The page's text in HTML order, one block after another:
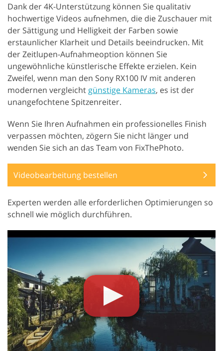
Dank der 4K-Unterstützung können Sie qualitativ
hochwertige Videos aufnehmen, die die Zuschauer mit
der Sättigung und Helligkeit der Farben sowie
erstaunlicher Klarheit und Details beeindrucken. Mit
der Zeitlupen-Aufnahmeoption können Sie
ungewöhnliche künstlerische Effekte erzielen. Kein
Zweifel, wenn man den Sony RX100 IV mit anderen
modernen vergleicht günstige Kameras, es ist der
unangefochtene Spitzenreiter.
Wenn Sie Ihren Aufnahmen ein professionelles Finish
verpassen möchten, zögern Sie nicht länger und
wenden Sie sich an das Team von FixThePhoto.
Videobearbeitung bestellen
Experten werden alle erforderlichen Optimierungen so
schnell wie möglich durchführen.